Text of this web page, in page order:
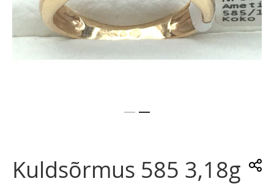
beginning
of
Kuldsõrmus 585 3,18g